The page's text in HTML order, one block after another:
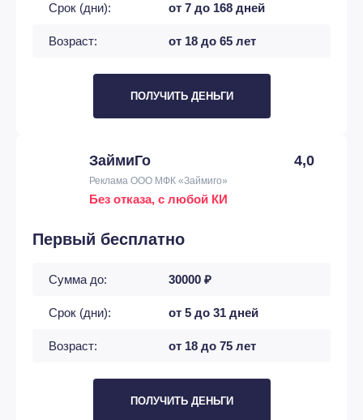
Срок (дни): от 7 до 168 дней
Возраст: от 18 до 65 лет
ПОЛУЧИТЬ ДЕНЬГИ
ЗаймиГо 4,0
Реклама ООО МФК «Займиго»
Без отказа, с любой КИ
Первый бесплатно
Сумма до: 30000 ₽
Срок (дни): от 5 до 31 дней
Возраст: от 18 до 75 лет
ПОЛУЧИТЬ ДЕНЬГИ